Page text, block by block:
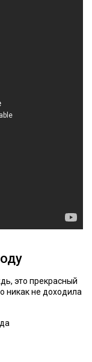
это прекрасный
никак не доходила